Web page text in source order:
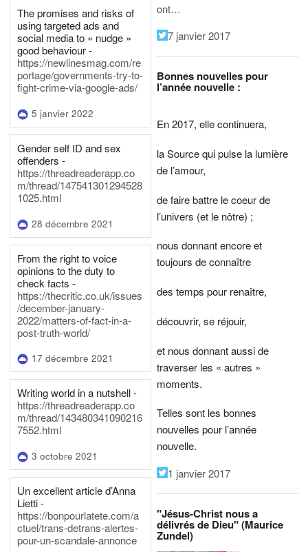
The promises and risks of
using targeted ads and
social media to « nudge »
good behaviour -
https://newlinesmag.com/re
portage/governments-try-to-
fight-crime-via-google-ads/
5 janvier 2022
Gender self ID and sex
offenders -
https://threadreaderapp.co
m/thread/147541301294528
1025.html
28 décembre 2021
From the right to voice
opinions to the duty to
check facts -
https://thecritic.co.uk/issues
/december-january-
2022/matters-of-fact-in-a-
post-truth-world/
17 décembre 2021
Writing world in a nutshell -
https://threadreaderapp.co
m/thread/143480341090216
7552.html
3 octobre 2021
Un excellent article d’Anna
Lietti -
https://bonpourlatete.com/a
ctuel/trans-detrans-alertes-
pour-un-scandale-annonce
ont…
7 janvier 2017
Bonnes nouvelles pour
l’année nouvelle :
En 2017, elle continuera,
la Source qui pulse la lumière
de l’amour,
de faire battre le coeur de
l’univers (et le nôtre) ;
nous donnant encore et
toujours de connaître
des temps pour renaître,
découvrir, se réjouir,
et nous donnant aussi de
traverser les « autres »
moments.
Telles sont les bonnes
nouvelles pour l’année
nouvelle.
1 janvier 2017
"Jésus-Christ nous a
délivrés de Dieu" (Maurice
Zundel)